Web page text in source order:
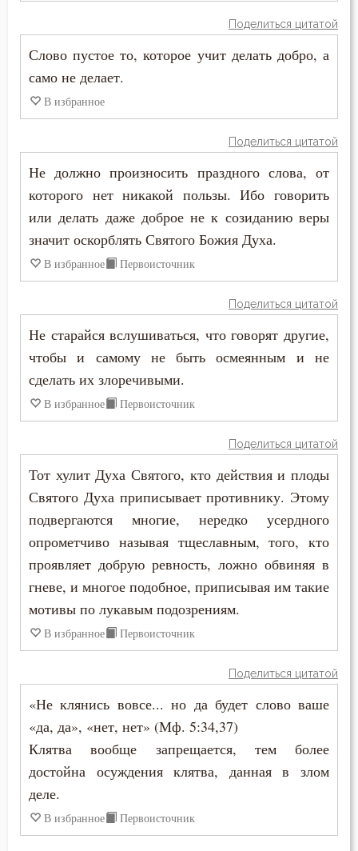
Дело
Дети
Добродетель
Друг
Елеосвящение
Жизнь вечная
Забота
Зависть
Закон Божий
Здоровье
Злопамятство
Знание
Идолопоклонство
Поделиться цитатой
Слово пустое то, которое учит делать добро, а
само не делает.
В избранное
Поделиться цитатой
Не должно произносить праздного слова, от
которого нет никакой пользы. Ибо говорить
или делать даже доброе не к созиданию веры
значит оскорблять Святого Божия Духа.
В избранное Первоисточник
Поделиться цитатой
Не старайся вслушиваться, что говорят другие,
чтобы и самому не быть осмеянным и не
сделать их злоречивыми.
В избранное Первоисточник
Поделиться цитатой
Тот хулит Духа Святого, кто действия и плоды
Святого Духа приписывает противнику. Этому
подвергаются многие, нередко усердного
опрометчиво называя тщеславным, того, кто
проявляет добрую ревность, ложно обвиняя в
гневе, и многое подобное, приписывая им такие
мотивы по лукавым подозрениям.
В избранное Первоисточник
Поделиться цитатой
«Не клянись вовсе... но да будет слово ваше
«да, да», «нет, нет» (Мф. 5:34,37)
Клятва вообще запрещается, тем более
достойна осуждения клятва, данная в злом
деле.
В избранное Первоисточник